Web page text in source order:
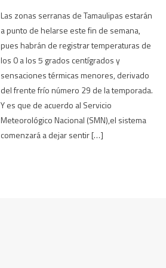
Las zonas serranas de Tamaulipas estarán
a punto de helarse este fin de semana,
pues habrán de registrar temperaturas de
los 0 a los 5 grados centígrados y
sensaciones térmicas menores, derivado
del frente frío número 29 de la temporada.
Y es que de acuerdo al Servicio
Meteorológico Nacional (SMN),el sistema
comenzará a dejar sentir […]